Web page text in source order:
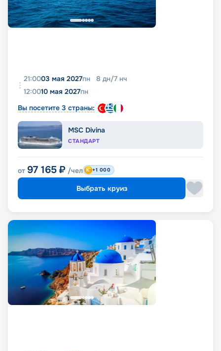
21:0003 мая 2027пн 8 дн/7 нч
12:0010 мая 2027пн
Вы посетите 3 страны:
MSC Divina
СТАНДАРТ
от 97 165 ₽ /чел +1 000
Выбрать круиз